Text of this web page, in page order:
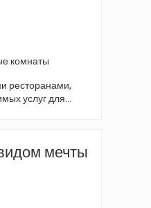
комнаты
ресторанами,
услуг для
постройка с
На нижнем
в
мечты